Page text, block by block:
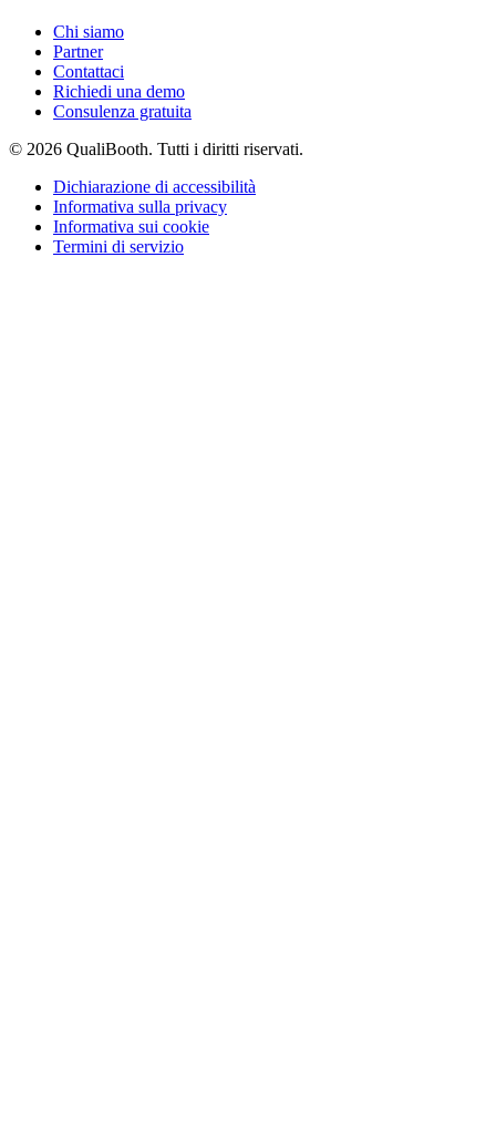
Chi siamo
Partner
Contattaci
Richiedi una demo
Consulenza gratuita
© 2026 QualiBooth. Tutti i diritti riservati.
Dichiarazione di accessibilità
Informativa sulla privacy
Informativa sui cookie
Termini di servizio